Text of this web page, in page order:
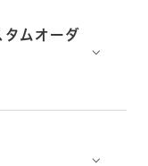
ムオーダ
⌵
⌵